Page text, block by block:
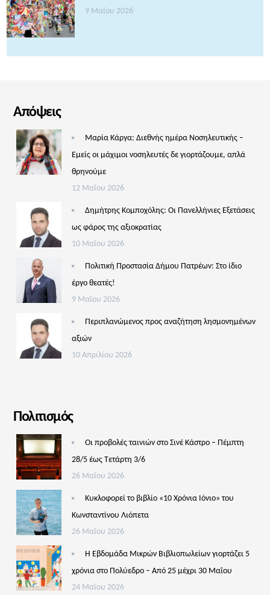
9 Μαΐου 2026
Απόψεις
Μαρία Κάργα: Διεθνής ημέρα Νοσηλευτικής –
Εμείς οι μάχιμοι νοσηλευτές δε γιορτάζουμε, απλά
θρηνούμε
12 Μαΐου 2026
Δημήτρης Κομποχόλης: Οι Πανελλήνιες Εξετάσεις
ως φάρος της αξιοκρατίας
10 Μαΐου 2026
Πολιτική Προστασία Δήμου Πατρέων: Στο ίδιο
έργο θεατές!
9 Μαΐου 2026
Περιπλανώμενος προς αναζήτηση λησμονημένων
αξιών
10 Απριλίου 2026
Πολιτισμός
Οι προβολές ταινιών στο Σινέ Κάστρο – Πέμπτη
28/5 έως Τετάρτη 3/6
26 Μαΐου 2026
Κυκλοφορεί το βιβλίο «10 Χρόνια Ιόνιο» του
Κωνσταντίνου Λιόπετα
26 Μαΐου 2026
Η Εβδομάδα Μικρών Βιβλιοπωλείων γιορτάζει 5
χρόνια στο Πολύεδρο – Από 25 μέχρι 30 Μαΐου
24 Μαΐου 2026